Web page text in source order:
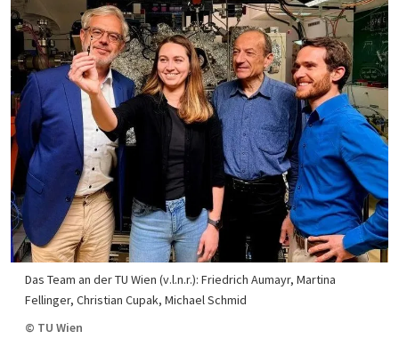
Das Team an der TU Wien (v.l.n.r.): Friedrich Aumayr, Martina
Fellinger, Christian Cupak, Michael Schmid
© TU Wien